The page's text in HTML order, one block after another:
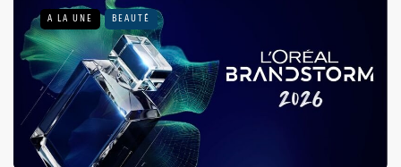
A LA UNE BEAUTÉ